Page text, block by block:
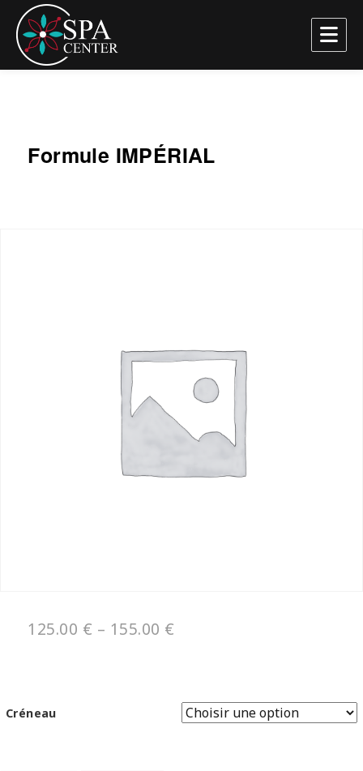
SPA Center
Formule IMPÉRIAL
125.00 € – 155.00 €
Créneau